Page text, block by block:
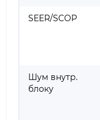
SEER/SCOP
Шум внутр.
блоку